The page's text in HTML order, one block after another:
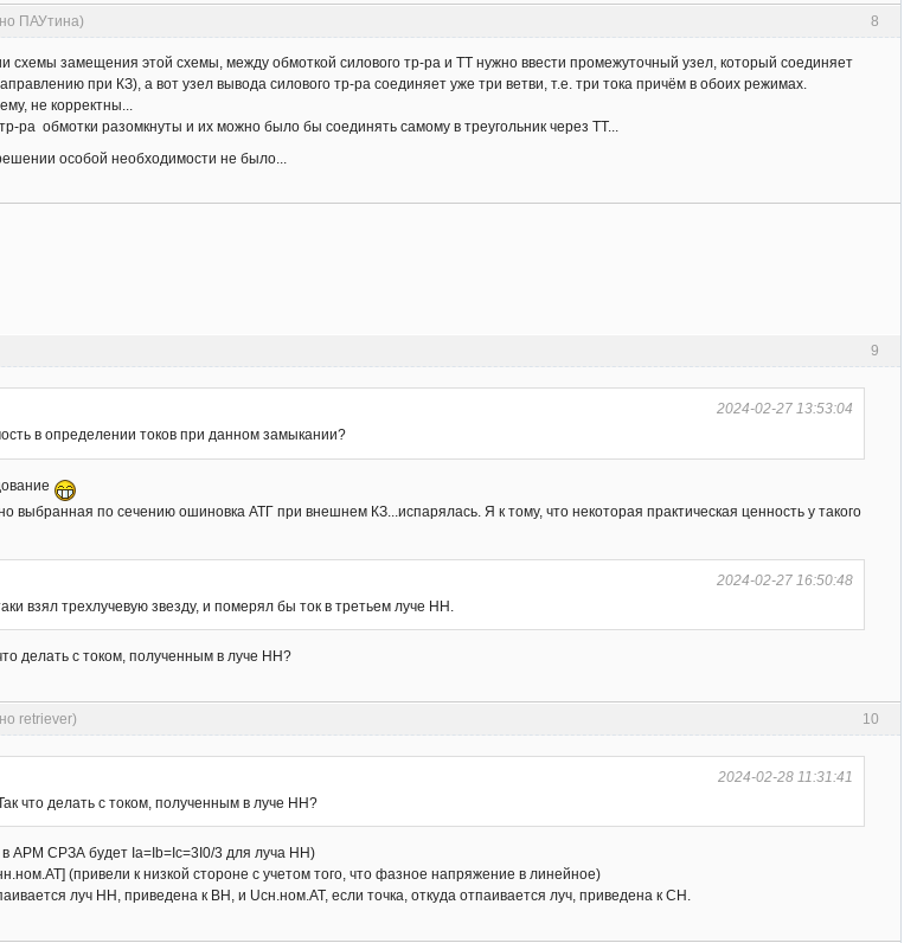
8
ПАУтина)
схемы замещения этой схемы, между обмоткой силового тр-ра и ТТ нужно ввести промежуточный узел, который соединяет
при КЗ), а вот узел вывода силового тр-ра соединяет уже три ветви, т.е. три тока причём в обоих режимах.
не корректны...
ра обмотки разомкнуты и их можно было бы соединять самому в треугольник через ТТ...
особой необходимости не было...
9
2024-02-27 13:53:04
в определении токов при данном замыкании?
выбранная по сечению ошиновка АТГ при внешнем КЗ...испарялась. Я к тому, что некоторая практическая ценность у такого
2024-02-27 16:50:48
взял трехлучевую звезду, и померял бы ток в третьем луче НН.
делать с током, полученным в луче НН?
10
retriever)
2024-02-28 11:31:41
что делать с током, полученным в луче НН?
в АРМ СРЗА будет Ia=Ib=Ic=3I0/3 для луча НН)
(привели к низкой стороне с учетом того, что фазное напряжение в линейное)
луч НН, приведена к ВН, и Uсн.ном.АТ, если точка, откуда отпаивается луч, приведена к СН.